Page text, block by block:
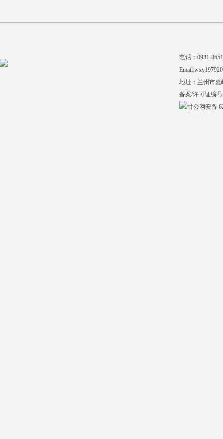
电话：0931-
地址：兰州市嘉
备案/许可证编
甘公网安备